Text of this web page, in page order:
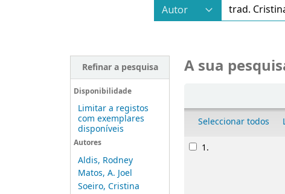
Refinar a pesquisa
Disponibilidade
Limitar a registos
com exemplares
disponíveis
Autores
Aldis, Rodney
Matos, A. Joel
Soeiro, Cristina
A sua
Seleccionar todos
Resultados
1.